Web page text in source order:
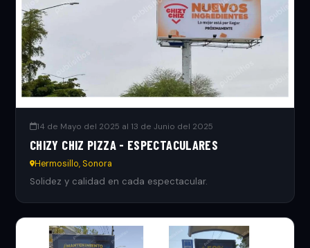
14 de Mayo del 2025 al 13 de Junio del 2025
CHIZY CHIZ PIZZA - ESPECTACULARES
Hermosillo, Sonora
Solidez y calidad en cada espectacular.